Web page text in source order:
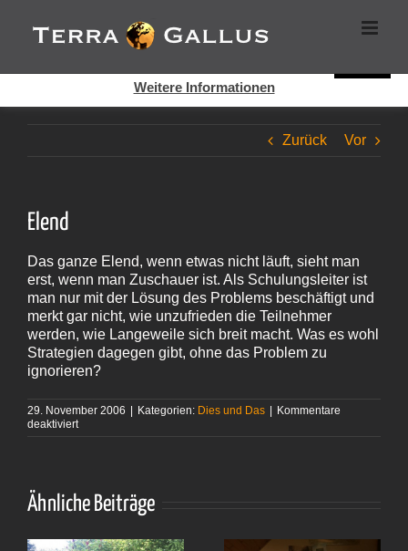
Inhalt
springen
Zurück Vor
Elend
Das ganze Elend, wenn etwas nicht läuft, sieht man
erst, wenn man Zuschauer ist. Als Schulungsleiter ist
man nur mit der Lösung des Problems beschäftigt und
merkt gar nicht, wie unzufrieden die Teilnehmer
werden, wie Langeweile sich breit macht. Was es wohl
Strategien dagegen gibt, ohne das Problem zu
ignorieren?
29. November 2006 | Kategorien: Dies und Das | Kommentare
deaktiviertfür
Ähnliche Beiträge
Cookies helfen auf auf dieser Seite bei der Bereitstellung der
Dienste. Durch die Nutzung dieser Webseite erklären Sie sich
Weitere Informationen